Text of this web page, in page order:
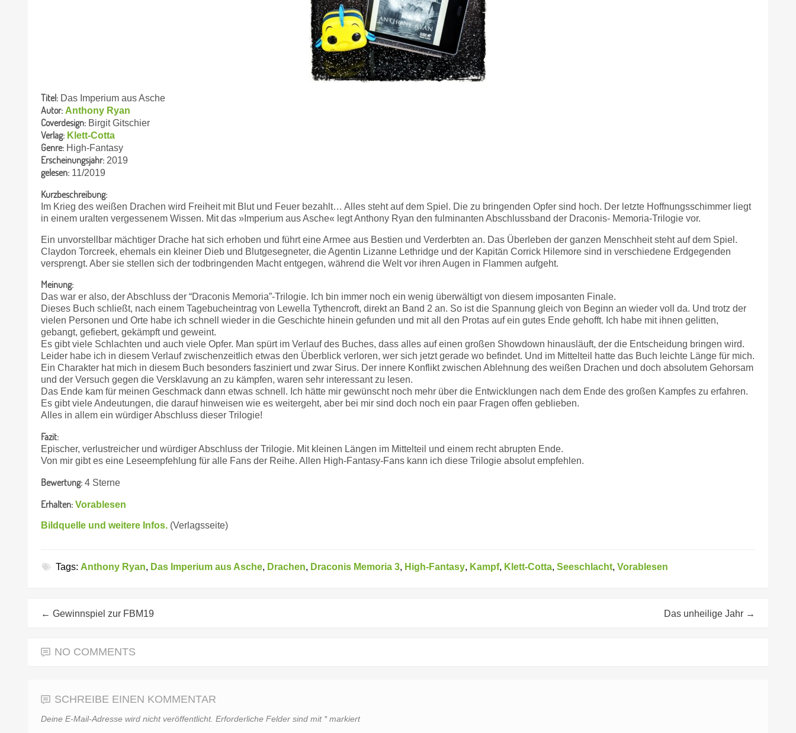
Titel: Das Imperium aus Asche
Autor: Anthony Ryan
Coverdesign: Birgit Gitschier
Verlag: Klett-Cotta
Genre: High-Fantasy
Erscheinungsjahr: 2019
gelesen: 11/2019
Kurzbeschreibung:
Im Krieg des weißen Drachen wird Freiheit mit Blut und Feuer bezahlt… Alles steht auf dem Spiel. Die zu bringenden Opfer sind hoch. Der letzte Hoffnungsschimmer liegt
in einem uralten vergessenem Wissen. Mit das »Imperium aus Asche« legt Anthony Ryan den fulminanten Abschlussband der Draconis- Memoria-Trilogie vor.
Ein unvorstellbar mächtiger Drache hat sich erhoben und führt eine Armee aus Bestien und Verderbten an. Das Überleben der ganzen Menschheit steht auf dem Spiel.
Claydon Torcreek, ehemals ein kleiner Dieb und Blutgesegneter, die Agentin Lizanne Lethridge und der Kapitän Corrick Hilemore sind in verschiedene Erdgegenden
versprengt. Aber sie stellen sich der todbringenden Macht entgegen, während die Welt vor ihren Augen in Flammen aufgeht.
Meinung:
Das war er also, der Abschluss der “Draconis Memoria”-Trilogie. Ich bin immer noch ein wenig überwältigt von diesem imposanten Finale.
Dieses Buch schließt, nach einem Tagebucheintrag von Lewella Tythencroft, direkt an Band 2 an. So ist die Spannung gleich von Beginn an wieder voll da. Und trotz der
vielen Personen und Orte habe ich schnell wieder in die Geschichte hinein gefunden und mit all den Protas auf ein gutes Ende gehofft. Ich habe mit ihnen gelitten,
gebangt, gefiebert, gekämpft und geweint.
Es gibt viele Schlachten und auch viele Opfer. Man spürt im Verlauf des Buches, dass alles auf einen großen Showdown hinausläuft, der die Entscheidung bringen wird.
Leider habe ich in diesem Verlauf zwischenzeitlich etwas den Überblick verloren, wer sich jetzt gerade wo befindet. Und im Mittelteil hatte das Buch leichte Länge für mich.
Ein Charakter hat mich in diesem Buch besonders fasziniert und zwar Sirus. Der innere Konflikt zwischen Ablehnung des weißen Drachen und doch absolutem Gehorsam
und der Versuch gegen die Versklavung an zu kämpfen, waren sehr interessant zu lesen.
Das Ende kam für meinen Geschmack dann etwas schnell. Ich hätte mir gewünscht noch mehr über die Entwicklungen nach dem Ende des großen Kampfes zu erfahren.
Es gibt viele Andeutungen, die darauf hinweisen wie es weitergeht, aber bei mir sind doch noch ein paar Fragen offen geblieben.
Alles in allem ein würdiger Abschluss dieser Trilogie!
Fazit:
Epischer, verlustreicher und würdiger Abschluss der Trilogie. Mit kleinen Längen im Mittelteil und einem recht abrupten Ende.
Von mir gibt es eine Leseempfehlung für alle Fans der Reihe. Allen High-Fantasy-Fans kann ich diese Trilogie absolut empfehlen.
Bewertung: 4 Sterne
Erhalten: Vorablesen
Bildquelle und weitere Infos. (Verlagsseite)
Tags: Anthony Ryan, Das Imperium aus Asche, Drachen, Draconis Memoria 3, High-Fantasy, Kampf, Klett-Cotta,Seeschlacht,Vorablesen
← Gewinnspiel zur FBM19 Das unheilige Jahr →
NO COMMENTS
SCHREIBE EINEN KOMMENTAR
Deine E-Mail-Adresse wird nicht veröffentlicht. Erforderliche Felder sind mit *markiert